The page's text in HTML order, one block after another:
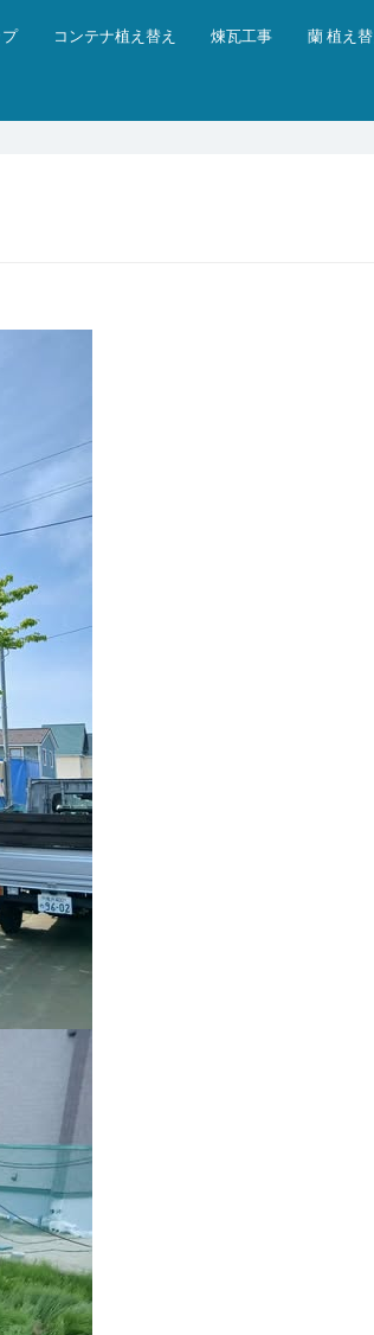
コンテナ植え替え 煉瓦工事 蘭 植え替